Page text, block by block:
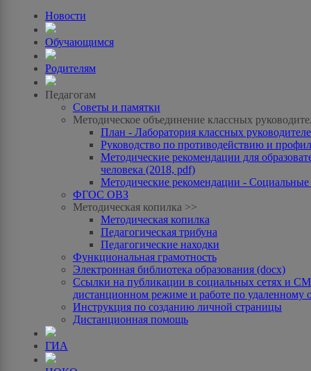
Новости
Обучающимся
Родителям
Педагогам
Советы и памятки
Методическое объединение классных
План - Лаборатория классных
Руководство по противодействию и
Методические рекомендации для
человека (2018, pdf)
Методические рекомендации -
ФГОС ОВЗ
Методическая копилка >>
Методическая копилка
Педагогическая трибуна
Педагогические находки
Функциональная грамотность
Электронная библиотека образования (docx)
Ссылки на публикации в социальных сетях и
дистанционном режиме и работе по удаленному
Инструкция по созданию личной страницы
Дистанционная помощь
ГИА